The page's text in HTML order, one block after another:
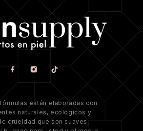
están elaboradas con
naturales, ecológicos y
crueldad que son suaves,